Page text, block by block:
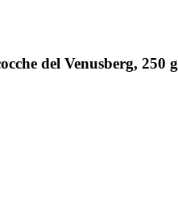
del Venusberg, 250 g